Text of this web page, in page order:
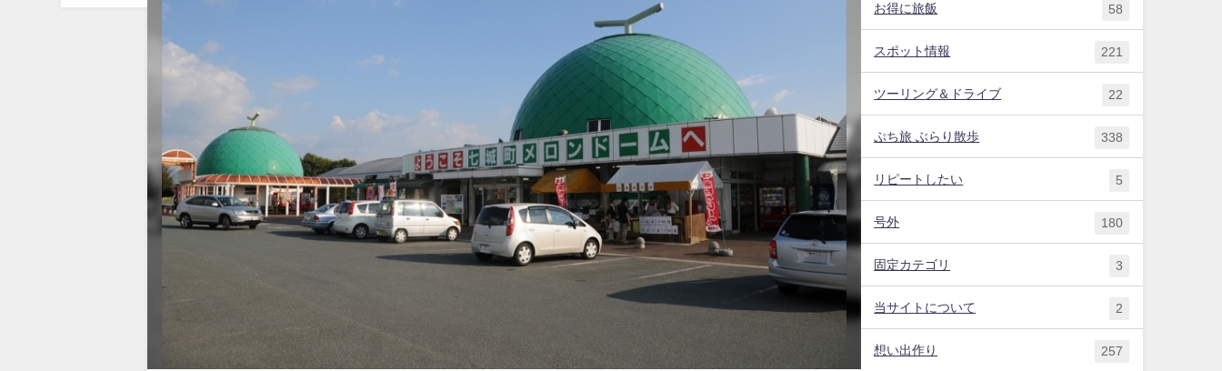
お得に旅飯 58
スポット情報 221
ツーリング＆ドライブ 22
ぷち旅 ぶらり散歩 338
リピートしたい 5
号外 180
固定カテゴリ 3
当サイトについて 2
想い出作り 257